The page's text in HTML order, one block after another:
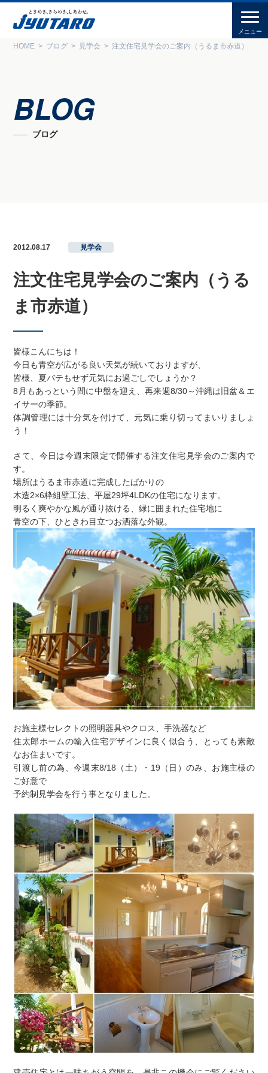
HOME ブログ 見学会 注文住宅見学会のご案内（うるま市赤道）
BLOG
ブログ
2012.08.17 見学会
注文住宅見学会のご案内（うる
ま市赤道）
皆様こんにちは！
今日も青空が広がる良い天気が続いておりますが、
皆様、夏バテもせず元気にお過ごしでしょうか？
8月もあっという間に中盤を迎え、再来週8/30～沖縄は旧盆＆エ
イサーの季節。
体調管理には十分気を付けて、元気に乗り切ってまいりましょ
う！
さて、今日は今週末限定で開催する注文住宅見学会のご案内で
す。
場所はうるま市赤道に完成したばかりの
木造2×6枠組壁工法、平屋29坪4LDKの住宅になります。
明るく爽やかな風が通り抜ける、緑に囲まれた住宅地に
青空の下、ひときわ目立つお洒落な外観。
お施主様セレクトの照明器具やクロス、手洗器など
住太郎ホームの輸入住宅デザインに良く似合う、とっても素敵
なお住まいです。
引渡し前の為、今週末8/18（土）・19（日）のみ、お施主様の
ご好意で
予約制見学会を行う事となりました。